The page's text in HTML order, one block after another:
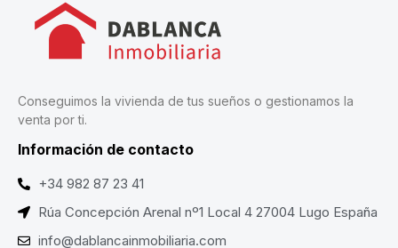
Conseguimos la vivienda de tus sueños o gestionamos la
venta por ti.
Información de contacto
+34 982 87 23 41
Rúa Concepción Arenal nº1 Local 4 27004 Lugo España
info@dablancainmobiliaria.com